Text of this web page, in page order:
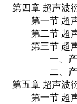
第四章 超声波
第一节 超声
第二节 超声
第三节 超声
一、产
二、产能
第五章 超声波
第一节 超声